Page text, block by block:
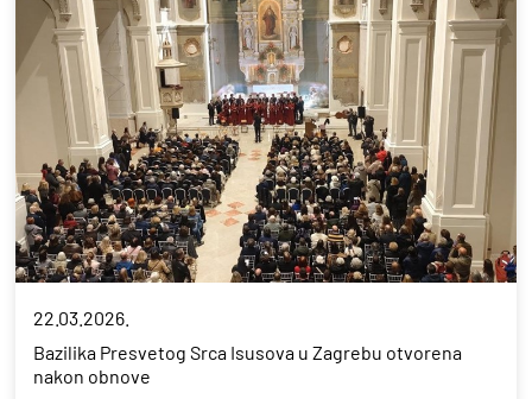
22.03.2026.
Bazilika Presvetog Srca Isusova u Zagrebu otvorena
nakon obnove